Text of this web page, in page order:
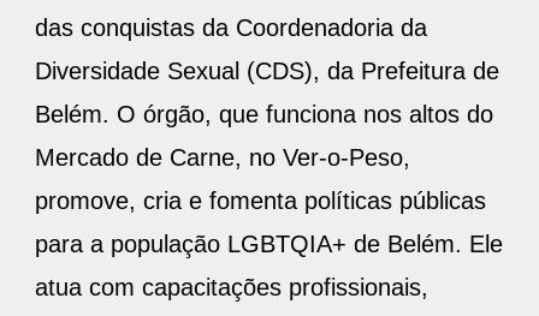
das conquistas da Coordenadoria da
Diversidade Sexual (CDS), da Prefeitura de
Belém. O órgão, que funciona nos altos do
Mercado de Carne, no Ver-o-Peso,
promove, cria e fomenta políticas públicas
para a população LGBTQIA+ de Belém. Ele
atua com capacitações profissionais,